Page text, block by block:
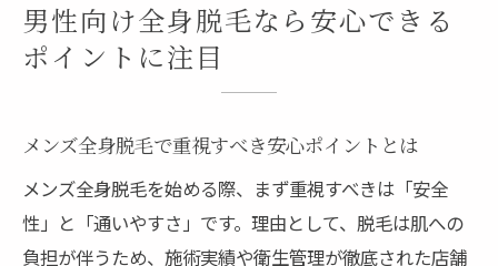
男性向け全身脱毛なら安心できる
ポイントに注目
メンズ全身脱毛で重視すべき安心ポイントとは
メンズ全身脱毛を始める際、まず重視すべきは「安全
性」と「通いやすさ」です。理由として、脱毛は肌への
負担が伴うため、施術実績や衛生管理が徹底された店舗